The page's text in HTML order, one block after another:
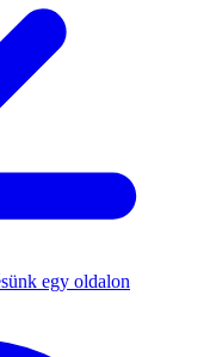
egy oldalon